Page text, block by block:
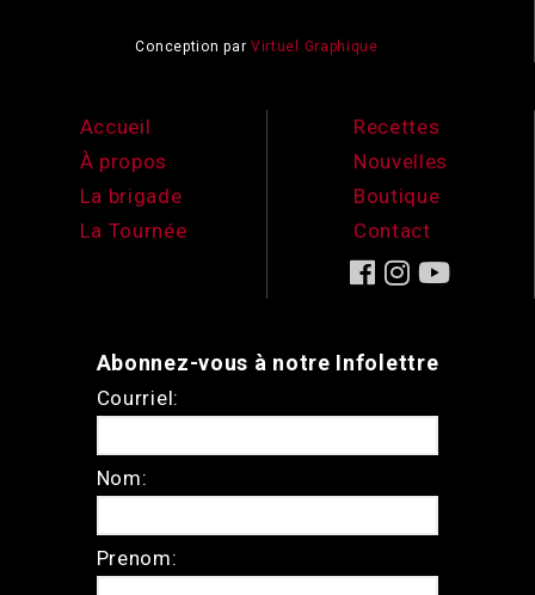
Conception par Virtuel Graphique
Accueil
À propos
La brigade
La Tournée
Recettes
Nouvelles
Boutique
Contact
Abonnez-vous à notre Infolettre
Courriel:
Nom:
Prenom: